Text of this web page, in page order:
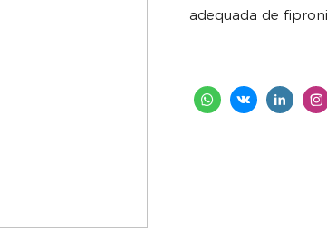
adequada de